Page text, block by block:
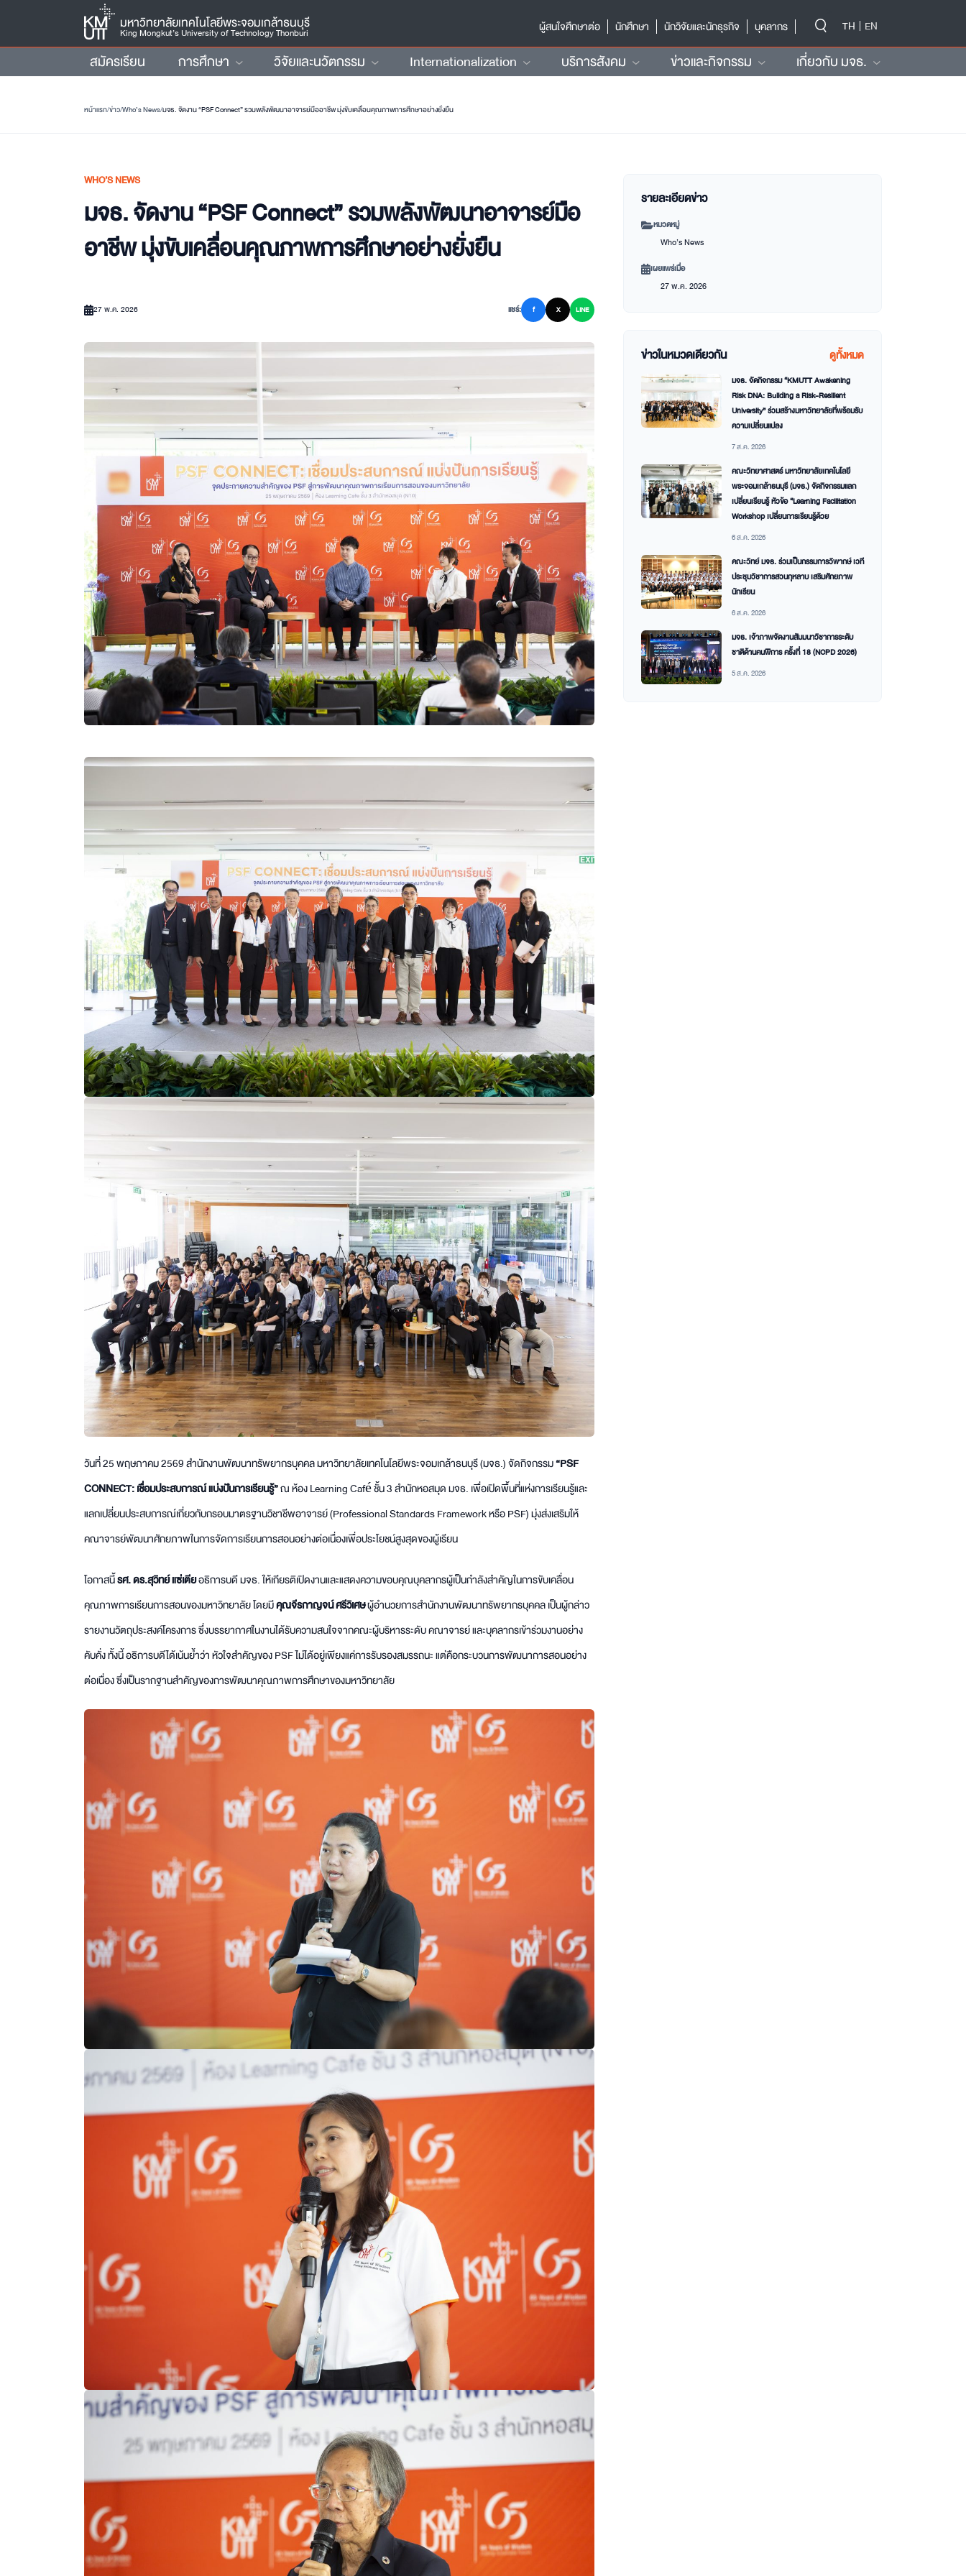
มหาวิทยาลัยเทคโนโลยีพระจอมเกล้าธนบุรี
King Mongkut’s University of Technology Thonburi
ผู้สนใจศึกษาต่อ
นักศึกษา นักวิจัยและนักธุรกิจ บุคลากร TH EN
สมัครเรียน การศึกษา วิจัยและนวัตกรรม Internationalization บริการสังคม ข่าวและกิจกรรม เกี่ยวกับ มจธ.
หน้าแรก/ข่าว/Who’s News/มจธ. จัดงาน “PSF Connect” รวมพลังพัฒนาอาจารย์มืออาชีพ มุ่งขับเคลื่อนคุณภาพการศึกษาอย่างยั่งยืน
WHO’S NEWS
มจธ. จัดงาน “PSF Connect” รวมพลังพัฒนาอาจารย์มือ
อาชีพ มุ่งขับเคลื่อนคุณภาพการศึกษาอย่างยั่งยืน
27 พ.ค. 2026 แชร์: f X LINE
วันที่ 25 พฤษภาคม 2569 สำนักงานพัฒนาทรัพยากรบุคคล มหาวิทยาลัยเทคโนโลยีพระจอมเกล้าธนบุรี (มจธ.) จัดกิจกรรม“PSF
CONNECT: เชื่อมประสบการณ์ แบ่งปันการเรียนรู้”ณ ห้อง Learning Café ชั้น 3 สำนักหอสมุด มจธ. เพื่อเปิดพื้นที่แห่งการเรียนรู้และ
แลกเปลี่ยนประสบการณ์เกี่ยวกับกรอบมาตรฐานวิชาชีพอาจารย์ (Professional Standards Framework หรือ PSF) มุ่งส่งเสริมให้
คณาจารย์พัฒนาศักยภาพในการจัดการเรียนการสอนอย่างต่อเนื่องเพื่อประโยชน์สูงสุดของผู้เรียน
โอกาสนี้รศ. ดร.สุวิทย์ แซ่เตียอธิการบดี มจธ. ให้เกียรติเปิดงานและแสดงความขอบคุณบุคลากรผู้เป็นกำลังสำคัญในการขับเคลื่อน
คุณภาพการเรียนการสอนของมหาวิทยาลัย โดยมีคุณจีรกาญจน์ ศรีวิเศษผู้อำนวยการสำนักงานพัฒนาทรัพยากรบุคคล เป็นผู้กล่าว
รายงานวัตถุประสงค์โครงการ ซึ่งบรรยากาศในงานได้รับความสนใจจากคณะผู้บริหารระดับ คณาจารย์ และบุคลากรเข้าร่วมงานอย่าง
คับคั่ง ทั้งนี้ อธิการบดีได้เน้นย้ำว่า หัวใจสำคัญของ PSF ไม่ได้อยู่เพียงแค่การรับรองสมรรถนะ แต่คือกระบวนการพัฒนาการสอนอย่าง
ต่อเนื่อง ซึ่งเป็นรากฐานสำคัญของการพัฒนาคุณภาพการศึกษาของมหาวิทยาลัย
รายละเอียดข่าว
หมวดหมู่
Who’s News
เผยแพร่เมื่อ
27 พ.ค. 2026
ข่าวในหมวดเดียวกัน ดูทั้งหมด
มจธ. จัดกิจกรรม “KMUTT Awakening
Risk DNA: Building a Risk-Resilient
University” ร่วมสร้างมหาวิทยาลัยที่พร้อมรับ
ความเปลี่ยนแปลง
7 ส.ค. 2026
คณะวิทยาศาสตร์ มหาวิทยาลัยเทคโนโลยี
พระจอมเกล้าธนบุรี (มจธ.) จัดกิจกรรมแลก
เปลี่ยนเรียนรู้ หัวข้อ “Learning Facilitation
Workshop เปลี่ยนการเรียนรู้ด้วย
6 ส.ค. 2026
คณะวิทย์ มจธ. ร่วมเป็นกรรมการวิพากษ์ เวที
ประชุมวิชาการสวนกุหลาบ เสริมศักยภาพ
นักเรียน
6 ส.ค. 2026
มจธ. เจ้าภาพจัดงานสัมมนาวิชาการระดับ
ชาติด้านคนพิการ ครั้งที่ 18 (NCPD 2026)
5 ส.ค. 2026